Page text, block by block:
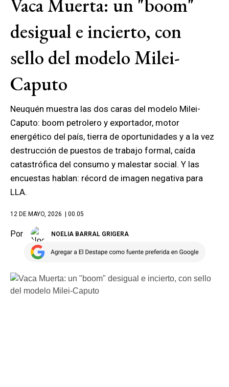
Vaca Muerta: un "boom"
desigual e incierto, con
sello del modelo Milei-
Caputo
Neuquén muestra las dos caras del modelo Milei-
Caputo: boom petrolero y exportador, motor
energético del país, tierra de oportunidades y a la vez
destrucción de puestos de trabajo formal, caída
catastrófica del consumo y malestar social. Y las
encuestas hablan: récord de imagen negativa para
LLA.
12 DE MAYO, 2026 | 00.05
Por NOELIA BARRAL GRIGERA